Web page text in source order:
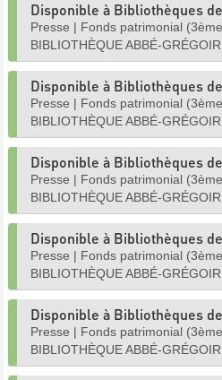
Disponible à Bibliothèques
Presse | Fonds patrimonial
BIBLIOTHÈQUE ABBÉ-
Disponible à Bibliothèques
Presse | Fonds patrimonial
BIBLIOTHÈQUE ABBÉ-
Disponible à Bibliothèques
Presse | Fonds patrimonial
BIBLIOTHÈQUE ABBÉ-
Disponible à Bibliothèques
Presse | Fonds patrimonial
BIBLIOTHÈQUE ABBÉ-
Disponible à Bibliothèques
Presse | Fonds patrimonial
BIBLIOTHÈQUE ABBÉ-